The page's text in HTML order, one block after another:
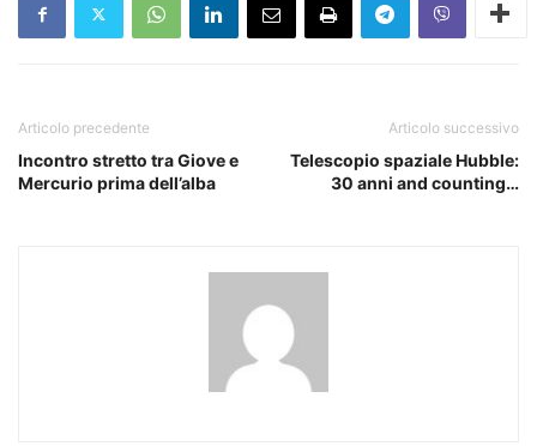
Articolo precedente
Incontro stretto tra Giove e
Mercurio prima dell’alba
Articolo successivo
Telescopio spaziale Hubble:
30 anni and counting…